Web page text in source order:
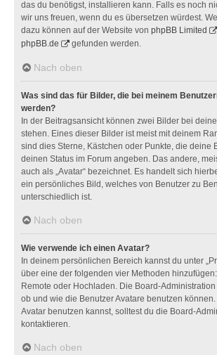
das du benötigst, installieren kann. Falls es noch
wir uns freuen, wenn du es übersetzen würdest.
dazu können auf der Website von phpBB Limited
phpBB.de
gefunden werden.
Nach oben
Was sind das für Bilder, die bei meinem
werden?
In der Beitragsansicht können zwei Bilder bei
stehen. Eines dieser Bilder ist meist mit deinem
sind dies Sterne, Kästchen oder Punkte, die deine
deinen Status im Forum angeben. Das andere,
auch als „Avatar“ bezeichnet. Es handelt sich
ein persönliches Bild, welches von Benutzer zu
unterschiedlich ist.
Nach oben
Wie verwende ich einen Avatar?
In deinem persönlichen Bereich kannst du unter
über eine der folgenden vier Methoden hinzufügen:
Remote oder Hochladen. Die Board-Administration
ob und wie die Benutzer Avatare benutzen
Avatar benutzen kannst, solltest du die Board-
kontaktieren.
Nach oben